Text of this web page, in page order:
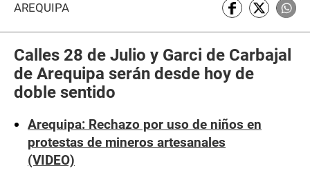
AREQUIPA
Calles 28 de Julio y Garci de Carbajal
de Arequipa serán desde hoy de
doble sentido
Arequipa: Rechazo por uso de niños en
protestas de mineros artesanales
(VIDEO)